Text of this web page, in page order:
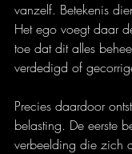
vanzelf. Betekenis
Het ego voegt daar
toe dat dit alles
verdedigd of
Precies daardoor
belasting. De eerste
verbeelding die zich